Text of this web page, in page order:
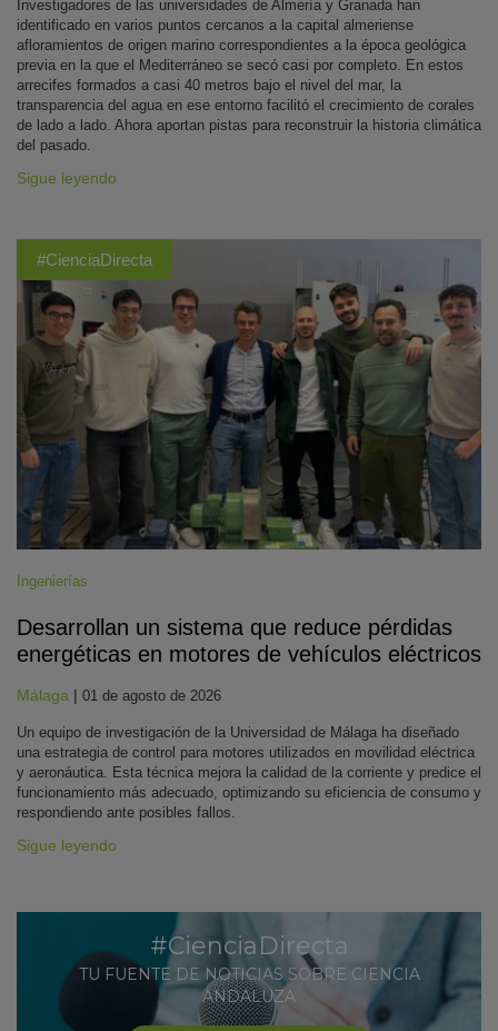
Investigadores de las universidades de Almería y Granada han
identificado en varios puntos cercanos a la capital almeriense
afloramientos de origen marino correspondientes a la época geológica
previa en la que el Mediterráneo se secó casi por completo. En estos
arrecifes formados a casi 40 metros bajo el nivel del mar, la
transparencia del agua en ese entorno facilitó el crecimiento de corales
de lado a lado. Ahora aportan pistas para reconstruir la historia climática
del pasado.
Sigue leyendo
#CienciaDirecta
Ingenierías
Desarrollan un sistema que reduce pérdidas
energéticas en motores de vehículos eléctricos
Málaga | 01 de agosto de 2026
Un equipo de investigación de la Universidad de Málaga ha diseñado
una estrategia de control para motores utilizados en movilidad eléctrica
y aeronáutica. Esta técnica mejora la calidad de la corriente y predice el
funcionamiento más adecuado, optimizando su eficiencia de consumo y
respondiendo ante posibles fallos.
Sigue leyendo
#CienciaDirecta
TU FUENTE DE NOTICIAS SOBRE CIENCIA
ANDALUZA